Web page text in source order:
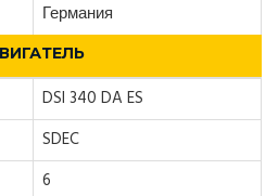
Германия
DSI 340 DA ES
SDEC
6